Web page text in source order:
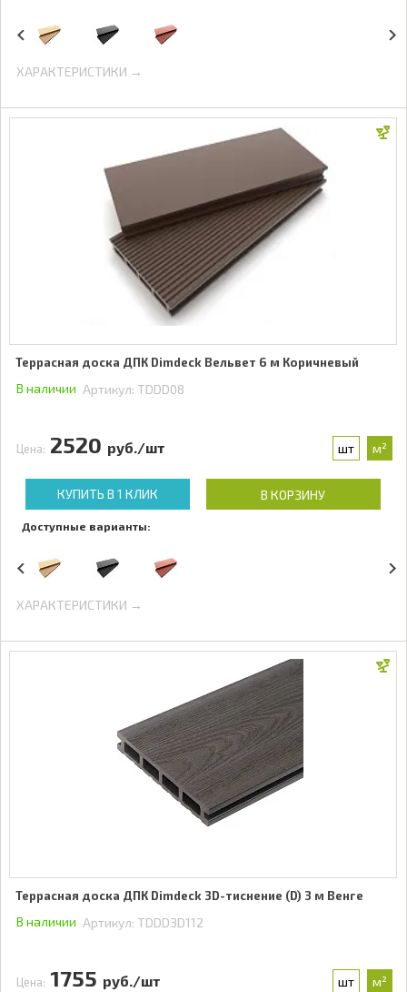
ХАРАКТЕРИСТИКИ →
Террасная доска ДПК Dimdeck Вельвет 6 м Коричневый
В наличии Артикул: TDDD08
Цена: 2520 руб./шт шт м²
КУПИТЬ В 1 КЛИК В КОРЗИНУ
Доступные варианты:
ХАРАКТЕРИСТИКИ →
Террасная доска ДПК Dimdeck 3D-тиснение (D) 3 м Венге
В наличии Артикул: TDDD3D112
Цена: 1755 руб./шт шт м²